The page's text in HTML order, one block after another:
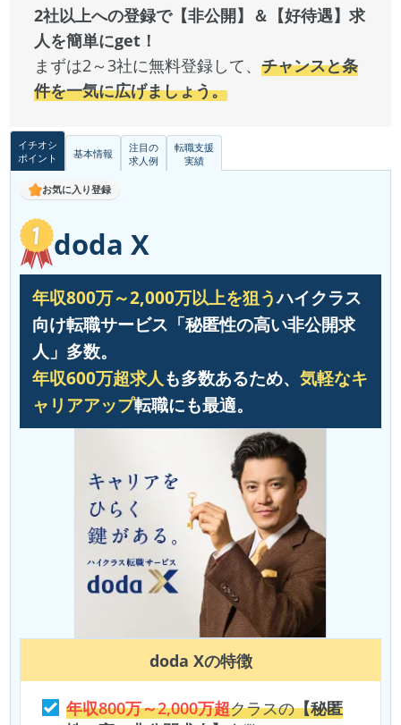
2社以上への登録で【非公開】＆【好待遇】求
人を簡単にget！
まずは2～3社に無料登録して、チャンスと条
件を一気に広げましょう。
イチオシ
ポイント
基本情報
注目の
求人例
転職支援
実績
お気に入り登録
doda X
年収800万～2,000万以上を狙うハイクラス
向け転職サービス「秘匿性の高い非公開求
人」多数。
年収600万超求人も多数あるため、 気軽なキ
ャリアアップ転職にも最適。
doda Xの特徴
年収800万～2,000万超クラスの【秘匿